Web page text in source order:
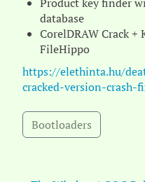
database
CorelDRAW Crack +
FileHippo
https://elethinta.hu/
cracked-version-crash-
Bootloaders